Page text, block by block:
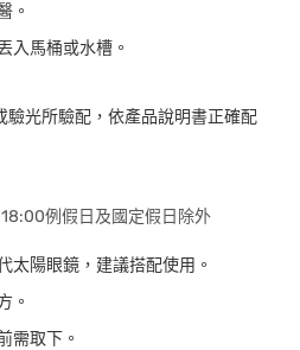
。
入馬桶或水槽。
驗光所驗配，依產品說明書正確配
例假日及國定假日除外
太陽眼鏡，建議搭配使用。
。
需取下。